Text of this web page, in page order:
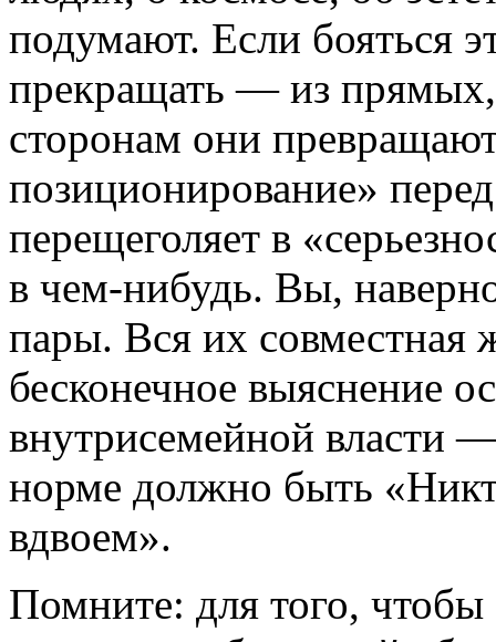
подумают. Если бояться
прекращать — из
сторонам они
позиционирование»
перещеголяет в
в чем-нибудь. Вы,
пары. Вся их совместная
бесконечное выяснение
внутрисемейной власти
норме должно быть
вдвоем».
Помните: для того,